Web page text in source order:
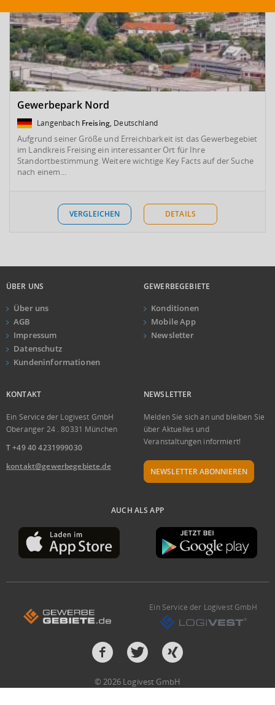
Gewerbepark Nord
Langenbach Freising, Deutschland
Aufgrund seiner Größe und Erreichbarkeit ist das Gewerbegebiet
im Landkreis Freising ein interessanter Ort für Ihre
Standortbestimmung. Weitere wichtige Key Facts auf der Suche
nach einem...
VERGLEICHEN DETAILS
ÜBER UNS
Über uns
AGB
Impressum
Datenschutz
Kundeninformationen
GEWERBEGEBIETE
Konditionen
Mobile App
Newsletter
KONTAKT
Ein Service der Logivest GmbH
Oberanger 24 . 80331 München
T +49 40 4231999030
kontakt@gewerbegebiete.de
NEWSLETTER
Melden Sie sich an und bleiben Sie
über Aktuelles und
Veranstaltungen informiert!
NEWSLETTER ABONNIEREN
AUCH ALS APP
Ein Service der Logivest GmbH
© 2026 Logivest GmbH